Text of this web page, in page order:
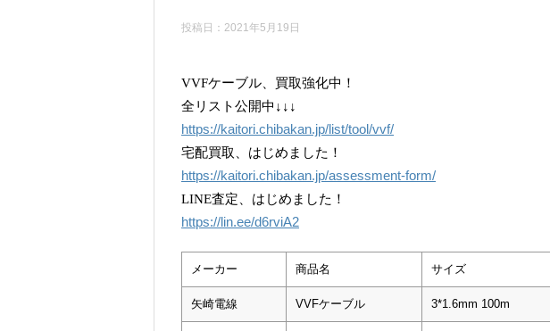
投稿日： 2021年5月19日
VVFケーブル、買取強化中！
全リスト公開中↓↓↓
https://kaitori.chibakan.jp/list/tool/vvf/
宅配買取、はじめました！
https://kaitori.chibakan.jp/assessment-form/
LINE査定、はじめました！
https://lin.ee/d6rviA2
メーカー 商品名 サイズ
矢崎電線 VVFケーブル 3*1.6mm 100m